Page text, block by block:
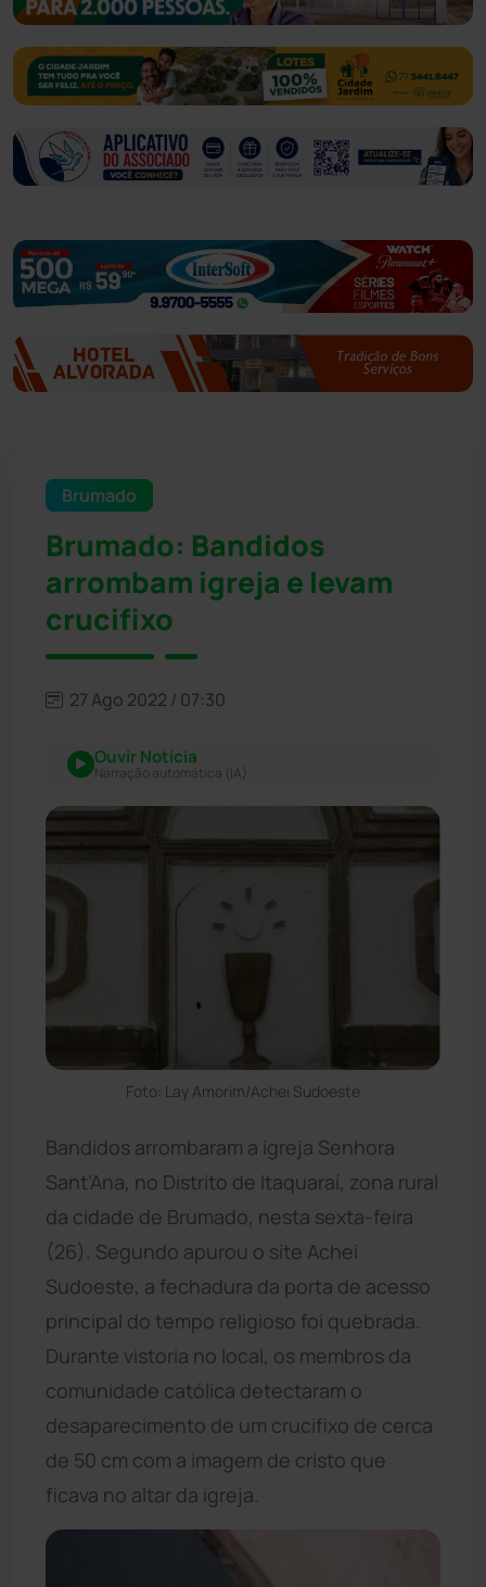
Brumado
Brumado: Bandidos
arrombam igreja e levam
crucifixo
27 Ago 2022 / 07:30
Ouvir Notícia
Narração automática (IA)
Foto: Lay Amorim/Achei Sudoeste
Bandidos arrombaram a igreja Senhora
Sant’Ana, no Distrito de Itaquaraí, zona rural
da cidade de Brumado, nesta sexta-feira
(26). Segundo apurou o site Achei
Sudoeste, a fechadura da porta de acesso
principal do tempo religioso foi quebrada.
Durante vistoria no local, os membros da
comunidade católica detectaram o
desaparecimento de um crucifixo de cerca
de 50 cm com a imagem de cristo que
ficava no altar da igreja.